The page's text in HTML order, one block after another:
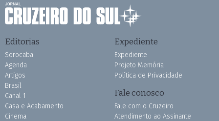
Editorias
Sorocaba
Agenda
Artigos
Brasil
Canal 1
Casa e Acabamento
Cinema
Expediente
Expediente
Projeto Memória
Política de Privacidade
Fale conosco
Fale com o Cruzeiro
Atendimento ao Assinante